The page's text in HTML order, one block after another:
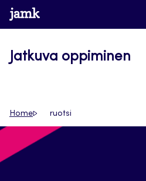
Siirry
suoraan
www.jamk.fi
Jatkuva oppiminen
Home ruotsi